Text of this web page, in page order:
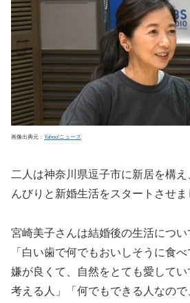
画像出典元： Yahoo!ニュース
二人は神奈川県逗子市に新居を構
んびりと新婚生活をスタートさせま
宮崎美子さんは結婚後の生活につ
「白い歯で何でもおいしそうに食
嫌が良くて、自然をとても愛してい
考える人」「何でもできる人なの